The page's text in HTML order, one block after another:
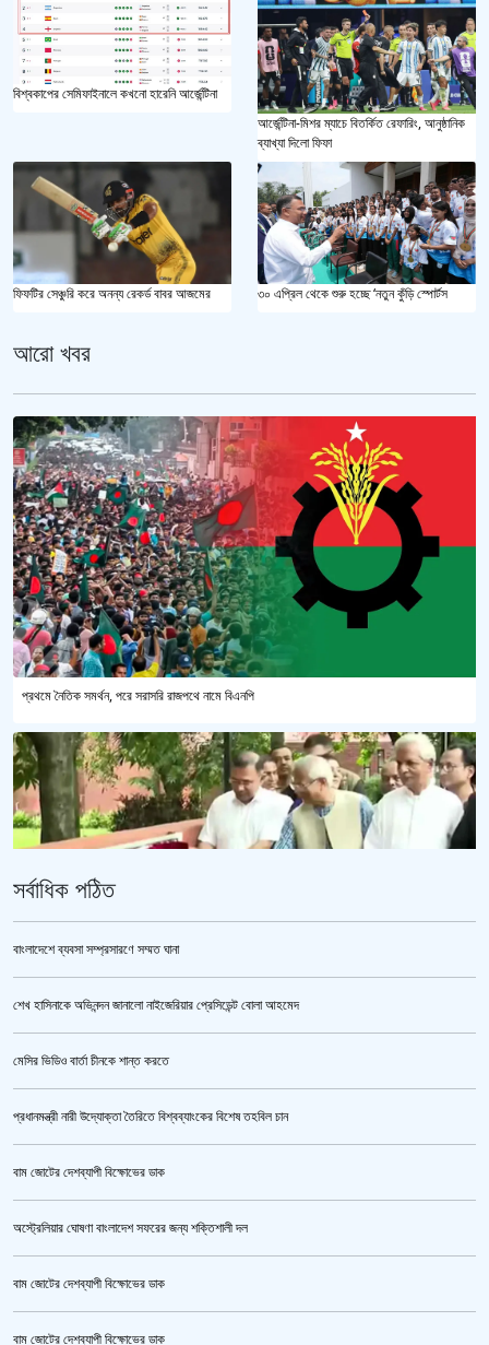
বিশ্বকাপের সেমিফাইনালে কখনো হারেনি আর্জেন্টিনা
আর্জেন্টিনা-মিশর ম্যাচে বিতর্কিত রেফারিং, আনুষ্ঠানিক
ব্যাখ্যা দিলো ফিফা
ফিফটির সেঞ্চুরি করে অনন্য রেকর্ড বাবর আজমের ৩০ এপ্রিল থেকে শুরু হচ্ছে ‘নতুন কুঁড়ি স্পোর্টস
আরো খবর
প্রথমে নৈতিক সমর্থন, পরে সরাসরি রাজপথে নামে বিএনপি
‘জুলাই গণঅভ্যুত্থান স্মৃতি জাদুঘর’ উদ্বোধন করলেন প্রধানমন্ত্রী
সর্বাধিক পঠিত
বাংলাদেশে ব্যবসা সম্প্রসারণে সম্মত ঘানা
শেখ হাসিনাকে অভিনন্দন জানালো নাইজেরিয়ার প্রেসিডেন্ট বোলা আহমেদ
মেসির ভিডিও বার্তা চীনকে শান্ত করতে
প্রধানমন্ত্রী নারী উদ্যোক্তা তৈরিতে বিশ্বব্যাংকের বিশেষ তহবিল চান
বাম জোটের দেশব্যাপী বিক্ষোভের ডাক
অস্ট্রেলিয়ার ঘোষণা বাংলাদেশ সফরের জন্য শক্তিশালী দল
বাম জোটের দেশব্যাপী বিক্ষোভের ডাক
বাম জোটের দেশব্যাপী বিক্ষোভের ডাক